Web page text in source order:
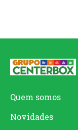
Quem somos
Novidades